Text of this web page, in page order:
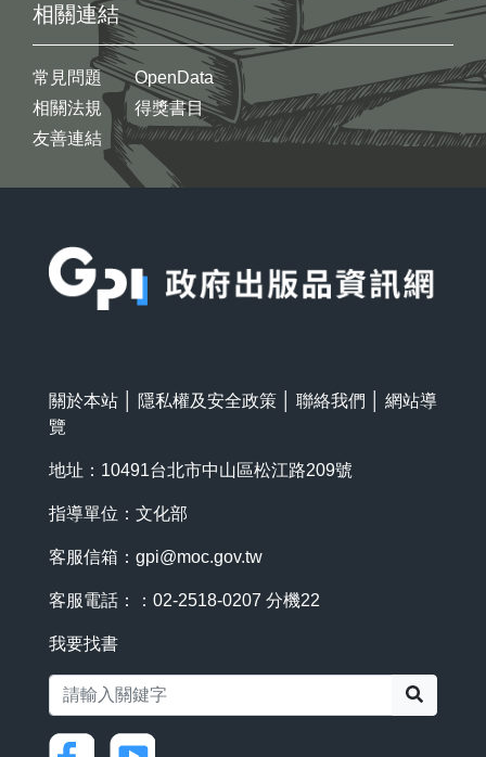
相關連結
常見問題
相關法規
友善連結
OpenData
得獎書目
關於本站 隱私權及安全政策 聯絡我們
網站導
覽
地址：10491台北市中山區松江路209號
指導單位：文化部
客服信箱： gpi@moc.gov.tw
客服電話：：02-2518-0207 分機22
我要找書